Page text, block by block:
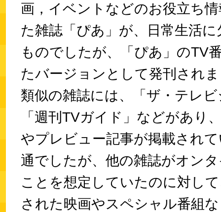
画，イベントなどのお役立ち
た雑誌「ぴあ」が、日常生活
ものでしたが、「ぴあ」のTV
たバージョンとして発刊され
類似の雑誌には、「ザ・テレ
「週刊TVガイド」などがあり
やプレビュー記事が掲載され
通でしたが、他の雑誌がオン
ことを想定していたのに対し
された映画やスペシャル番組